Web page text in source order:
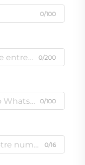
0/100
0/200
0/100
0/16